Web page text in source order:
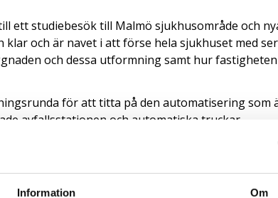
Information Om
ett studiebesök till Malmö sjukhusområde och
klar och är navet i att förse hela sjukhuset med
och dessa utformning samt hur
för att titta på den automatisering som
avfallsstationen och automatiska truckar.